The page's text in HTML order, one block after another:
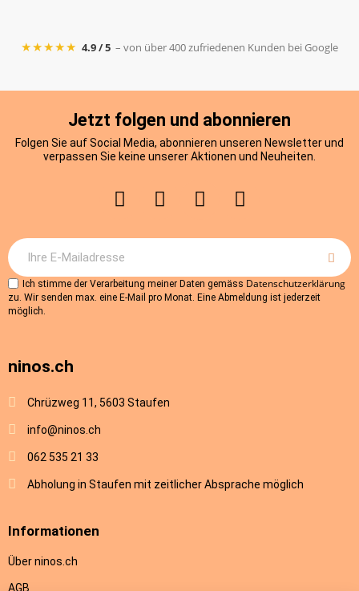
★★★★★ 4.9 / 5 – von über 400 zufriedenen Kunden bei Google
Jetzt folgen und abonnieren
Folgen Sie auf Social Media, abonnieren unseren Newsletter und
verpassen Sie keine unserer Aktionen und Neuheiten.
Ich stimme der Verarbeitung meiner Daten gemäss Datenschutzerklärung
zu. Wir senden max. eine E-Mail pro Monat. Eine Abmeldung ist jederzeit
möglich.
ninos.ch
Chrüzweg 11, 5603 Staufen
info@ninos.ch
062 535 21 33
Abholung in Staufen mit zeitlicher Absprache möglich
Informationen
Über ninos.ch
AGB